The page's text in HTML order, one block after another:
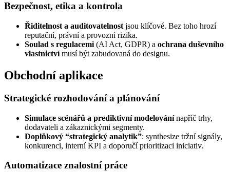
Bezpečnost, etika a kontrola
Řiditelnost a auditovatelnost jsou klíčové. Bez toho hrozí
reputační, právní a provozní rizika.
Soulad s regulacemi (AI Act, GDPR) a ochrana duševního
vlastnictvímusí být zabudovaná do designu.
Obchodní aplikace
Strategické rozhodování a plánování
Simulace scénářů a prediktivní modelovánínapříč trhy,
dodavateli a zákaznickými segmenty.
Doplňkový “strategický analytik”: synthesize tržní signály,
konkurenci, interní KPI a doporučí prioritizaci iniciativ.
Automatizace znalostní práce